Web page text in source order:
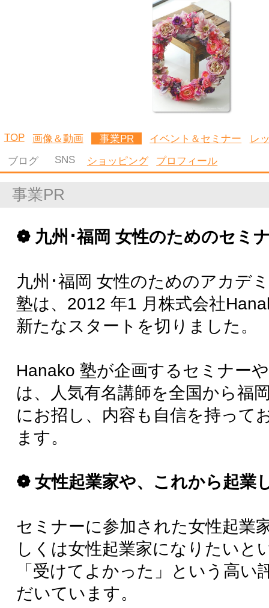
Hanako 塾が企画するセミナーやイベント
は、人気有名講師を全国から福岡や九州各地
にお招し、内容も自信を持ってお届けしてい
❁ 女性起業家や、これから起業したい女性へ
セミナーに参加された女性起業家の方々、も
しくは女性起業家になりたいという方々か
「受けてよかった」という高い評価をいた
だいています。
学んでいただく皆様が、精神的にも経済的に
も自立した上でいかにHappy に生きていく
❁ 九州･福岡 女性のコミュニティ
前向きで向上心のある九州･福岡 女性コミュ
「健康」「美容」「恋愛」「生き方」「仕
事」「子育て」ON もOFF も充実した女性ら
しい生き方をHanako 塾で見つけてくださ
い。
きっとあなたに合ったセミナー・レッスン･
勉強会、そして素晴らしい仲間に出会えるは
終了したイベント&セミナー
7月25日(金)10:00-13:00
福岡市早良区百道浜3-8…